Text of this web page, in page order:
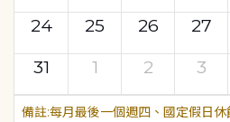
24
25 26 27
31
1 2 3
每月最後一個週四、國定假日休